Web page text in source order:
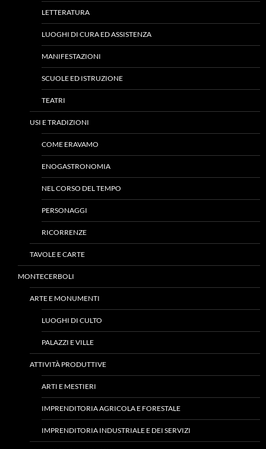
LETTERATURA
LUOGHI DI CURA ED ASSISTENZA
MANIFESTAZIONI
SCUOLE ED ISTRUZIONE
TEATRI
USI E TRADIZIONI
COME ERAVAMO
ENOGASTRONOMIA
NEL CORSO DEL TEMPO
PERSONAGGI
RICORRENZE
TAVOLE E CARTE
MONTECERBOLI
ARTE E MONUMENTI
LUOGHI DI CULTO
PALAZZI E VILLE
ATTIVITÀ PRODUTTIVE
ARTI E MESTIERI
IMPRENDITORIA AGRICOLA E FORESTALE
IMPRENDITORIA INDUSTRIALE E DEI SERVIZI